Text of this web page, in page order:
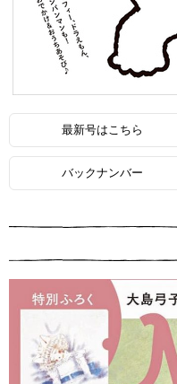
最新号はこちら
バックナンバー